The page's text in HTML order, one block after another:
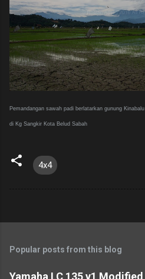
Pemandangan sawah padi berlatarkan gunung Kinabalu
di Kg Sangkir Kota Belud Sabah
4x4
Popular posts from this blog
Yamaha LC 135 v1 Modified